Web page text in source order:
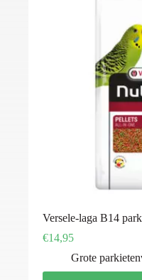
Versele-laga B14
€14,95
Grote